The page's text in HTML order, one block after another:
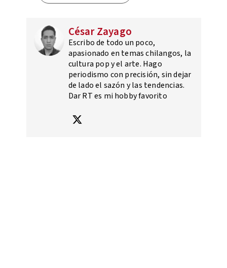
César Zayago
Escribo de todo un poco,
apasionado en temas chilangos, la
cultura pop y el arte. Hago
periodismo con precisión, sin dejar
de lado el sazón y las tendencias.
Dar RT es mi hobby favorito